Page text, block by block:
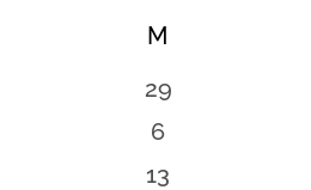
Datum
wählen.
Kalender
Veranstaltungen
M
0
29
0
6
0
13